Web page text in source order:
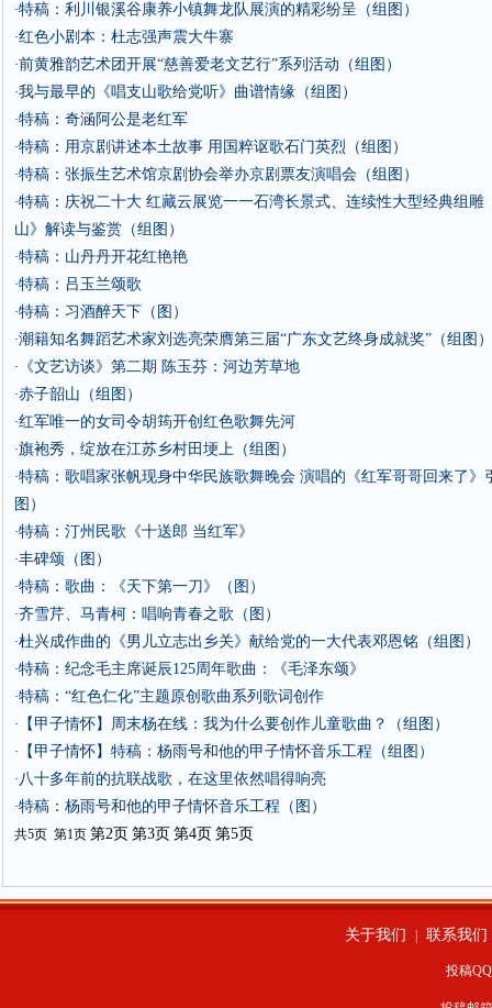
·特稿：利川银溪谷康养小镇舞龙队展演的精彩纷呈（组图）
·红色小剧本：杜志强声震大牛寨
·前黄雅韵艺术团开展“慈善爱老文艺行”系列活动（组图）
·我与最早的《唱支山歌给党听》曲谱情缘（组图）
·特稿：奇涵阿公是老红军
·特稿：用京剧讲述本土故事 用国粹讴歌石门英烈（组图）
·特稿：张振生艺术馆京剧协会举办京剧票友演唱会（组图）
·特稿：庆祝二十大 红藏云展览一一石湾长景式、连续性大型经典组雕
山》解读与鉴赏（组图）
·特稿：山丹丹开花红艳艳
·特稿：吕玉兰颂歌
·特稿：习酒醉天下（图）
·潮籍知名舞蹈艺术家刘选亮荣膺第三届“广东文艺终身成就奖”（组图）
· 《文艺访谈》第二期 陈玉芬：河边芳草地
·赤子韶山（组图）
·红军唯一的女司令胡筠开创红色歌舞先河
·旗袍秀，绽放在江苏乡村田埂上（组图）
·特稿：歌唱家张帆现身中华民族歌舞晚会 演唱的《红军哥哥回来了》
图）
·特稿：汀州民歌《十送郎 当红军》
·丰碑颂（图）
·特稿：歌曲：《天下第一刀》（图）
·齐雪芹、马青柯：唱响青春之歌（图）
·杜兴成作曲的《男儿立志出乡关》献给党的一大代表邓恩铭（组图）
·特稿：纪念毛主席诞辰125周年歌曲：《毛泽东颂》
·特稿：“红色仁化”主题原创歌曲系列歌词创作
· 【甲子情怀】周末杨在线：我为什么要创作儿童歌曲？（组图）
· 【甲子情怀】特稿：杨雨号和他的甲子情怀音乐工程（组图）
·八十多年前的抗联战歌，在这里依然唱得响亮
·特稿：杨雨号和他的甲子情怀音乐工程（图）
共5页 第1页 第2页 第3页 第4页 第5页
关于我们 联系我们
投稿